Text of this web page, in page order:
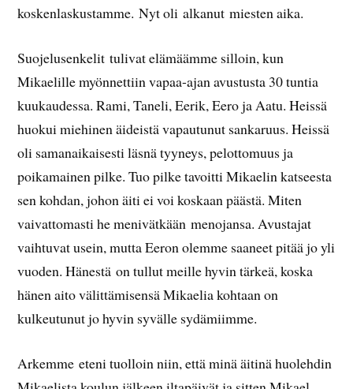
koskenlaskustamme. Nyt oli alkanut miesten aika.
Suojelusenkelit tulivat elämäämme silloin, kun
Mikaelille myönnettiin vapaa-ajan avustusta 30 tuntia
kuukaudessa. Rami, Taneli, Eerik, Eero ja Aatu. Heissä
huokui miehinen äideistä vapautunut sankaruus. Heissä
oli samanaikaisesti läsnä tyyneys, pelottomuus ja
poikamainen pilke. Tuo pilke tavoitti Mikaelin katseesta
sen kohdan, johon äiti ei voi koskaan päästä. Miten
vaivattomasti he menivätkään menojansa. Avustajat
vaihtuvat usein, mutta Eeron olemme saaneet pitää jo yli
vuoden. Hänestä on tullut meille hyvin tärkeä, koska
hänen aito välittämisensä Mikaelia kohtaan on
kulkeutunut jo hyvin syvälle sydämiimme.
Arkemme eteni tuolloin niin, että minä äitinä huolehdin